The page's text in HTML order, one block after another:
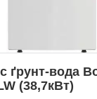
ґрунт-вода
(38,7кВт)